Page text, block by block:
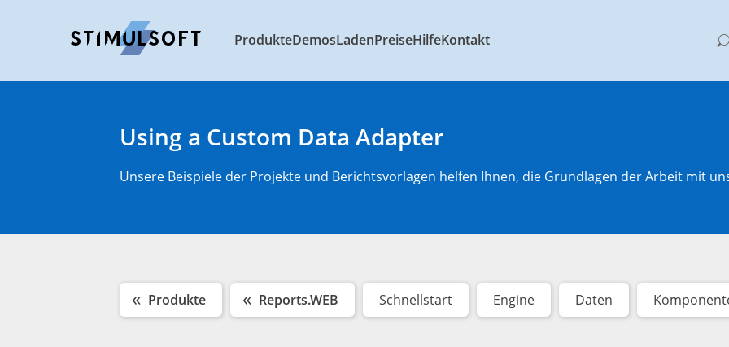
ProdukteDemosLadenPreiseHilfeKontakt
Using a Custom Data Adapter
Unsere Beispiele der Projekte und Berichtsvorlagen helfen Ihnen, die Grundlagen der Arbeit mit
Produkte Reports.WEB Schnellstart Engine Daten